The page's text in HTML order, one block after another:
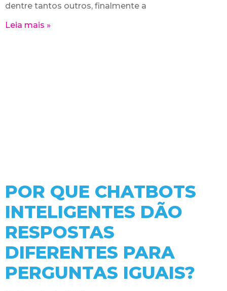
dentre tantos outros, finalmente a
Leia mais »
POR QUE CHATBOTS
INTELIGENTES DÃO
RESPOSTAS
DIFERENTES PARA
PERGUNTAS IGUAIS?